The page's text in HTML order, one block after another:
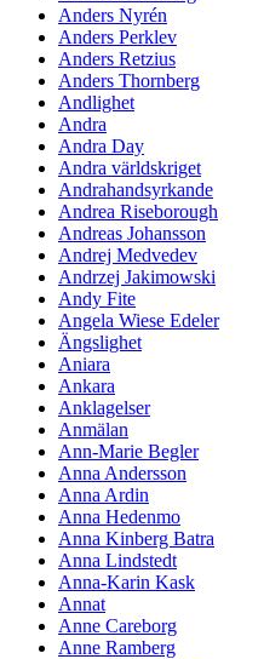
Anders Nyrén
Anders Perklev
Anders Retzius
Anders Thornberg
Andlighet
Andra
Andra Day
Andra världskriget
Andrahandsyrkande
Andrea Riseborough
Andreas Johansson
Andrej Medvedev
Andrzej Jakimowski
Andy Fite
Angela Wiese Edeler
Ängslighet
Aniara
Ankara
Anklagelser
Anmälan
Ann-Marie Begler
Anna Andersson
Anna Ardin
Anna Hedenmo
Anna Kinberg Batra
Anna Lindstedt
Anna-Karin Kask
Annat
Anne Careborg
Anne Ramberg